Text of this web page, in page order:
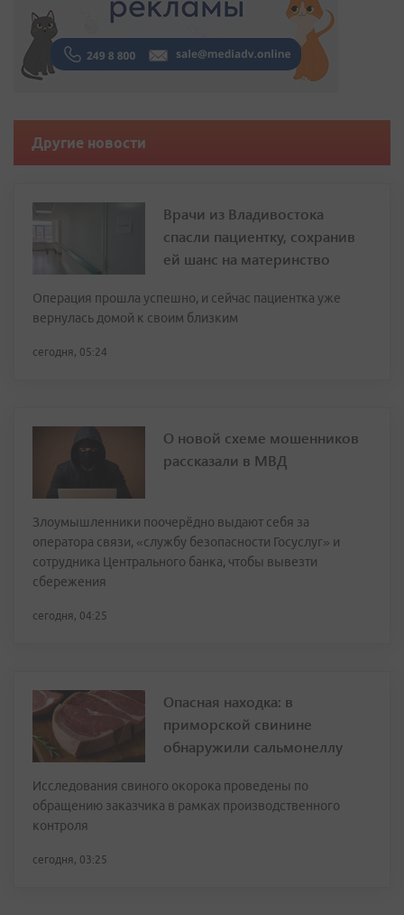
Другие новости
Врачи из Владивостока
спасли пациентку, сохранив
ей шанс на материнство
Операция прошла успешно, и сейчас пациентка уже
вернулась домой к своим близким
сегодня, 05:24
О новой схеме мошенников
рассказали в МВД
Злоумышленники поочерёдно выдают себя за
оператора связи, «службу безопасности Госуслуг» и
сотрудника Центрального банка, чтобы вывезти
сбережения
сегодня, 04:25
Опасная находка: в
приморской свинине
обнаружили сальмонеллу
Исследования свиного окорока проведены по
обращению заказчика в рамках производственного
контроля
сегодня, 03:25